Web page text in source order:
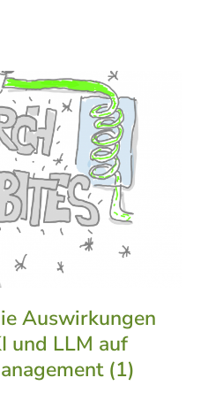
Auswirkungen
und LLM auf
(1)